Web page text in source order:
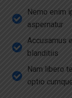
Nemo enim
aspernatur
Accusamus
blanditiis
Nam libero
optio